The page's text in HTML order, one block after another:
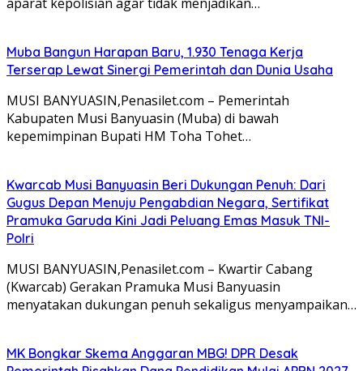
Muba Bangun Harapan Baru, 1.930 Tenaga Kerja
Terserap Lewat Sinergi Pemerintah dan Dunia Usaha
MUSI BANYUASIN,Penasilet.com – Pemerintah
Kabupaten Musi Banyuasin (Muba) di bawah
kepemimpinan Bupati HM Toha Tohet…
Kwarcab Musi Banyuasin Beri Dukungan Penuh: Dari
Gugus Depan Menuju Pengabdian Negara, Sertifikat
Pramuka Garuda Kini Jadi Peluang Emas Masuk TNI-
Polri
MUSI BANYUASIN,Penasilet.com – Kwartir Cabang
(Kwarcab) Gerakan Pramuka Musi Banyuasin
menyatakan dukungan penuh sekaligus menyampaikan…
MK Bongkar Skema Anggaran MBG! DPR Desak